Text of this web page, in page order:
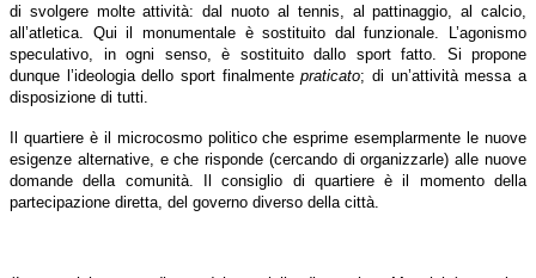
di svolgere molte attività: dal nuoto al tennis, al pattinaggio, al calcio,
all’atletica. Qui il monumentale è sostituito dal funzionale. L’agonismo
speculativo, in ogni senso, è sostituito dallo sport fatto. Si propone
dunque l’ideologia dello sport finalmentepraticato; di un’attività messa a
disposizione di tutti.
Il quartiere è il microcosmo politico che esprime esemplarmente le nuove
esigenze alternative, e che risponde (cercando di organizzarle) alle nuove
domande della comunità. Il consiglio di quartiere è il momento della
partecipazione diretta, del governo diverso della città.